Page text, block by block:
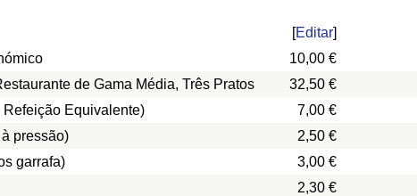
[Editar]
10,00 €
de Gama Média, Três Pratos 32,50 €
Equivalente)
7,00 €
pressão)
2,50 €
garrafa)
3,00 €
2,30 €